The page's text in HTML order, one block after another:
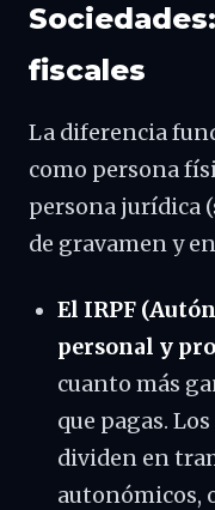
fiscales
La diferencia
como persona
persona jurídica
de gravamen y
El IRPF
personal y
cuanto más
que pagas.
dividen en
autonómicos,